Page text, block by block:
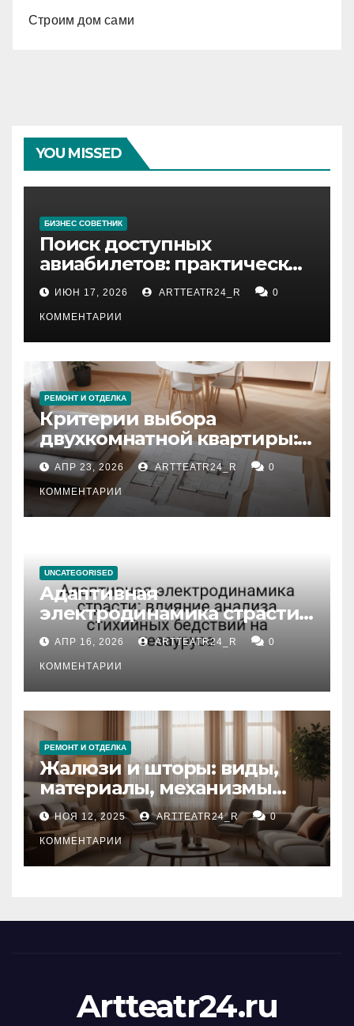
Строим дом сами
YOU MISSED
БИЗНЕС СОВЕТНИК
Поиск доступных
авиабилетов: практические
рекомендации
ИЮН 17, 2026 ARTTEATR24_R 0
КОММЕНТАРИИ
РЕМОНТ И ОТДЕЛКА
Критерии выбора
двухкомнатной квартиры:
планировка, площадь,
состояние и документация
АПР 23, 2026 ARTTEATR24_R 0
КОММЕНТАРИИ
UNCATEGORISED
Адаптивная
электродинамика страсти:
влияние анализа
стихийных бедствий на
тезауруса
АПР 16, 2026 ARTTEATR24_R 0
КОММЕНТАРИИ
РЕМОНТ И ОТДЕЛКА
Жалюзи и шторы: виды,
материалы, механизмы
управления и уход
НОЯ 12, 2025 ARTTEATR24_R 0
КОММЕНТАРИИ
Artteatr24.ru